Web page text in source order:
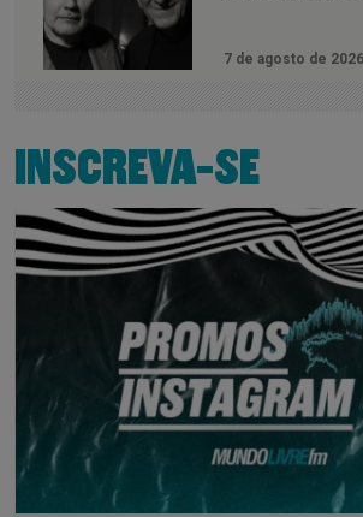
7 de agosto de 2026
INSCREVA-SE